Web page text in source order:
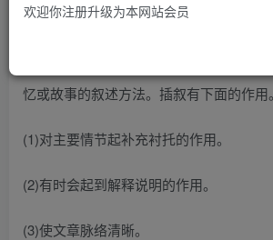
插叙是在叙述中心事件的过程中，为了
人物，暂时中断叙述的线索，插入一段
忆或故事的叙述方法。插叙有下面的作用。
(1)对主要情节起补充衬托的作用。
(2)有时会起到解释说明的作用。
(3)使文章脉络清晰。
欢迎你注册升级为本网站会员